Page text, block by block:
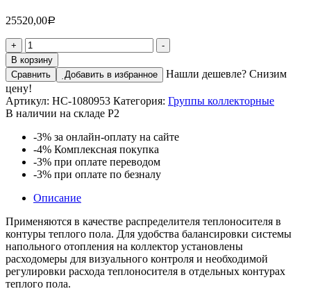
25520,00Р
+
Количество
товара
Коллектор
нерж.
в
сборе
с
расходомерами
1"
ВР-3/4"
НР,
7
выходов
-
В корзину
Сравнить
Добавить в избранное
Нашли дешевле? Снизим
цену!
Артикул: НС-1080953 Категория: Группы коллекторные
В наличии на складе Р2
-3% за онлайн-оплату на сайте
-4% Комплексная покупка
-3% при оплате переводом
-3% при оплате по безналу
Описание
Применяются в качестве распределителя теплоносителя в
контуры теплого пола. Для удобства балансировки системы
напольного отопления на коллектор установлены
расходомеры для визуального контроля и необходимой
регулировки расхода теплоносителя в отдельных контурах
теплого пола.